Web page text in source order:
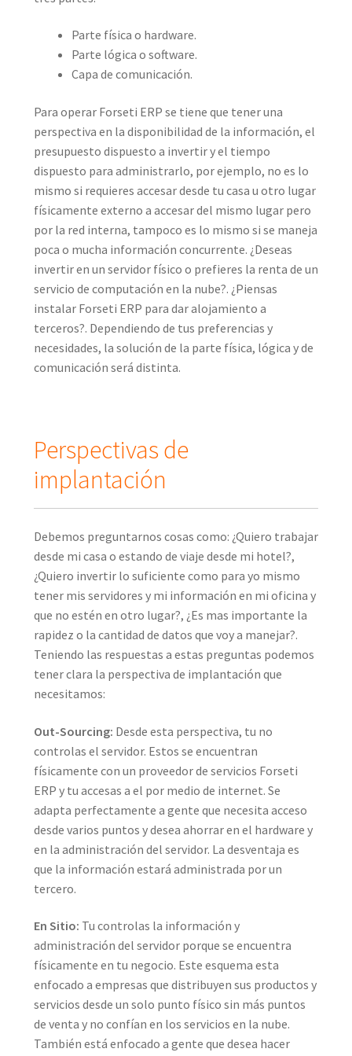
Parte física o hardware.
Parte lógica o software.
Capa de comunicación.
Para operar Forseti ERP se tiene que tener una
perspectiva en la disponibilidad de la información, el
presupuesto dispuesto a invertir y el tiempo
dispuesto para administrarlo, por ejemplo, no es lo
mismo si requieres accesar desde tu casa u otro lugar
físicamente externo a accesar del mismo lugar pero
por la red interna, tampoco es lo mismo si se maneja
poca o mucha información concurrente. ¿Deseas
invertir en un servidor físico o prefieres la renta de un
servicio de computación en la nube?. ¿Piensas
instalar Forseti ERP para dar alojamiento a
terceros?. Dependiendo de tus preferencias y
necesidades, la solución de la parte física, lógica y de
comunicación será distinta.
Perspectivas de
implantación
Debemos preguntarnos cosas como: ¿Quiero trabajar
desde mi casa o estando de viaje desde mi hotel?,
¿Quiero invertir lo suficiente como para yo mismo
tener mis servidores y mi información en mi oficina y
que no estén en otro lugar?, ¿Es mas importante la
rapidez o la cantidad de datos que voy a manejar?.
Teniendo las respuestas a estas preguntas podemos
tener clara la perspectiva de implantación que
necesitamos:
Out-Sourcing: Desde esta perspectiva, tu no
controlas el servidor. Estos se encuentran
físicamente con un proveedor de servicios Forseti
ERP y tu accesas a el por medio de internet. Se
adapta perfectamente a gente que necesita acceso
desde varios puntos y desea ahorrar en el hardware y
en la administración del servidor. La desventaja es
que la información estará administrada por un
tercero.
En Sitio: Tu controlas la información y
administración del servidor porque se encuentra
físicamente en tu negocio. Este esquema esta
enfocado a empresas que distribuyen sus productos y
servicios desde un solo punto físico sin más puntos
de venta y no confían en los servicios en la nube.
También está enfocado a gente que desea hacer